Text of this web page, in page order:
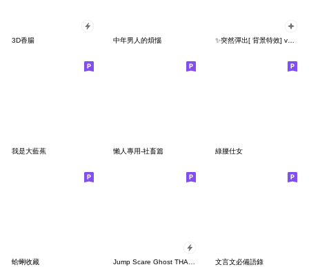
3D香腸 中年男人的煩惱 ✨突然彈出[ 背景特效] vol.01
我是大藍蕉 懶人專用-社畜篇 綠腰仕女
蛤蜊收藏 Jump Scare Ghost THAI WORDS 文言文必備語錄